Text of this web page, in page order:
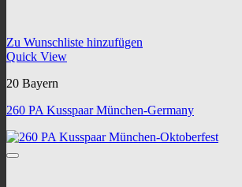
Zu Wunschliste hinzufügen
Quick View
20 Bayern
260 PA Kusspaar München-Germany